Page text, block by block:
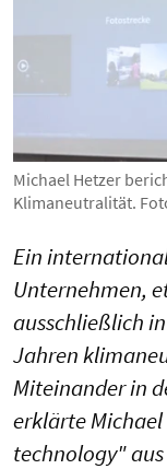
Michael Hetzer
Klimaneutralität.
Ein
Unternehmen,
ausschließlich
Jahren
Miteinander in
erklärte
technology"